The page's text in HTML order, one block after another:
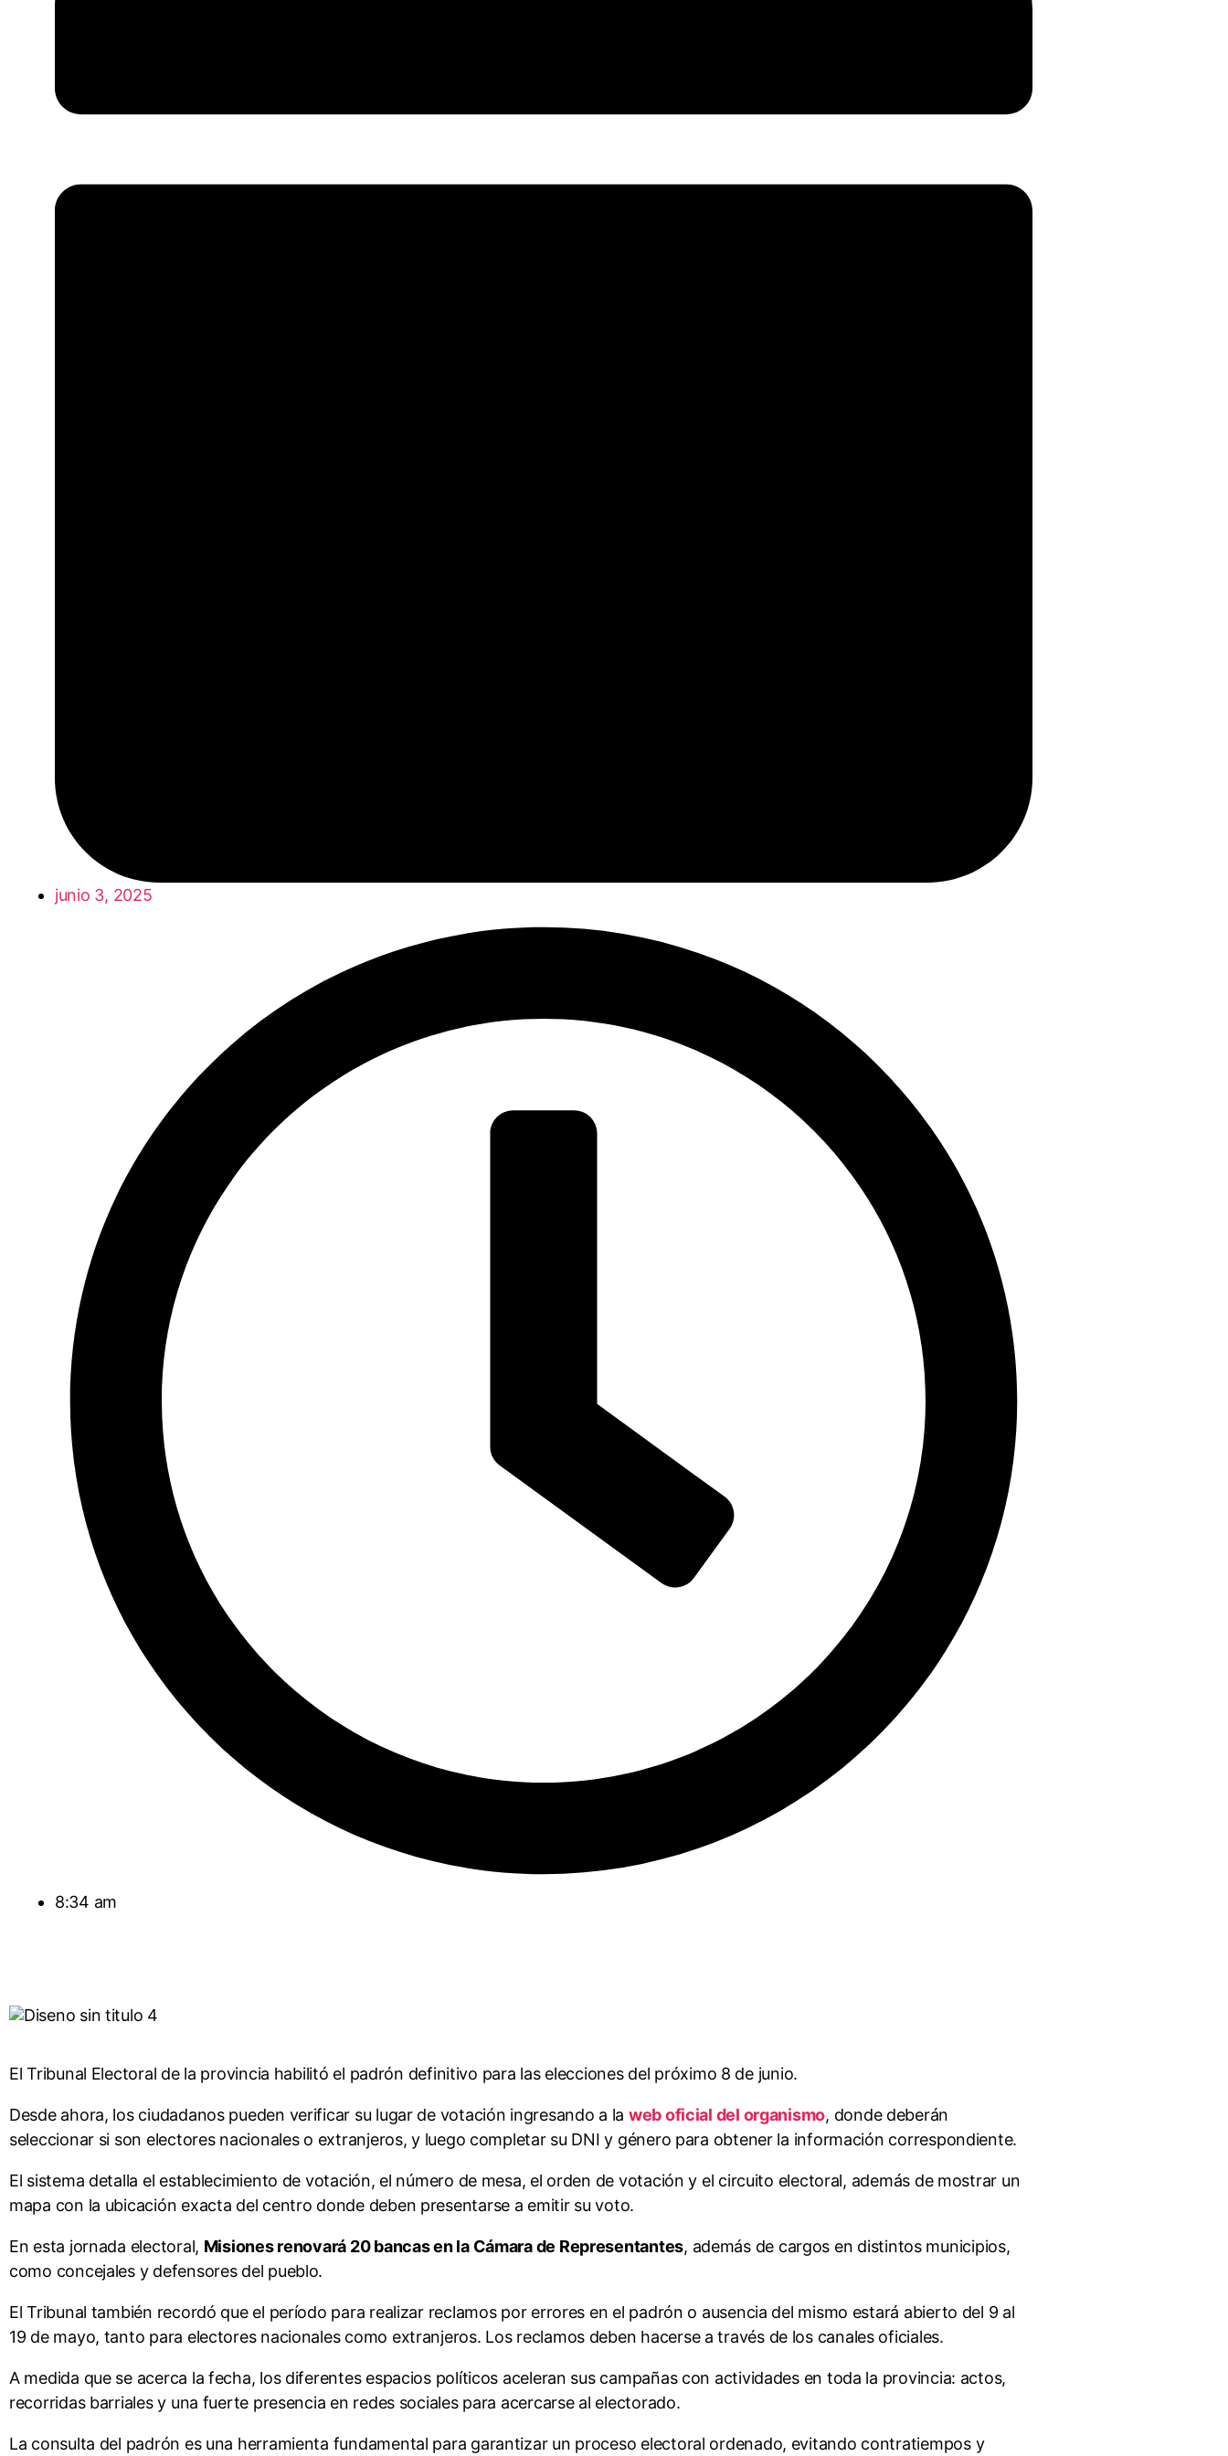
junio 3, 2025
8:34 am
El Tribunal Electoral de la provincia habilitó el padrón definitivo para las elecciones del próximo 8 de junio.
Desde ahora, los ciudadanos pueden verificar su lugar de votación ingresando a la web oficial del organismo, donde deberán
seleccionar si son electores nacionales o extranjeros, y luego completar su DNI y género para obtener la información correspondiente.
El sistema detalla el establecimiento de votación, el número de mesa, el orden de votación y el circuito electoral, además de mostrar un
mapa con la ubicación exacta del centro donde deben presentarse a emitir su voto.
En esta jornada electoral, Misiones renovará 20 bancas en la Cámara de Representantes, además de cargos en distintos municipios,
como concejales y defensores del pueblo.
El Tribunal también recordó que el período para realizar reclamos por errores en el padrón o ausencia del mismo estará abierto del 9 al
19 de mayo, tanto para electores nacionales como extranjeros. Los reclamos deben hacerse a través de los canales oficiales.
A medida que se acerca la fecha, los diferentes espacios políticos aceleran sus campañas con actividades en toda la provincia: actos,
recorridas barriales y una fuerte presencia en redes sociales para acercarse al electorado.
La consulta del padrón es una herramienta fundamental para garantizar un proceso electoral ordenado, evitando contratiempos y